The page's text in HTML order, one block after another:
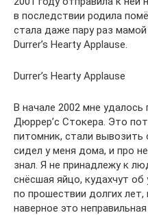
в последствии родила
стала даже пару раз
Durrer’s Hearty Applause.
Durrer’s Hearty Applause
В начале 2002 мне удалось
Дюррер’с Стокера. Это
питомник, стали
сидел у меня дома, и про
знал. Я не принадлежу к
снёсшая яйцо, кудахчут
по прошествии долгих
наверное это